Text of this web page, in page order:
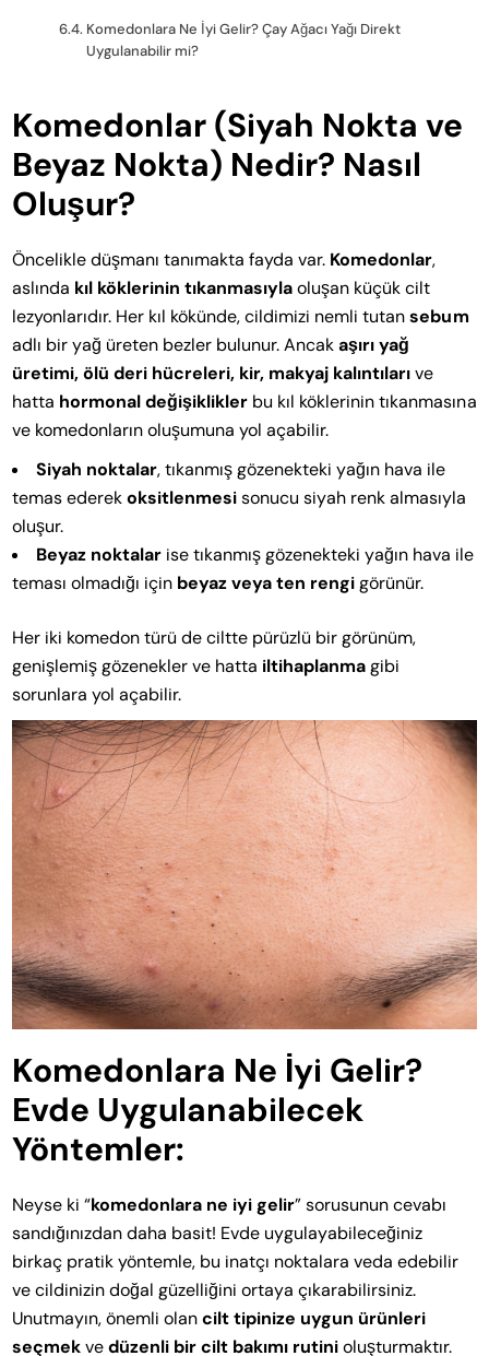
Komedonlara Ne İyi Gelir? Çay Ağacı Yağı Direkt
Uygulanabilir mi?
Komedonlar (Siyah Nokta ve
Beyaz Nokta) Nedir? Nasıl
Oluşur?
Öncelikle düşmanı tanımakta fayda var. Komedonlar,
aslında kıl köklerinin tıkanmasıylaoluşan küçük cilt
lezyonlarıdır. Her kıl kökünde, cildimizi nemli tutansebum
adlı bir yağ üreten bezler bulunur. Ancakaşırı yağ
üretimi, ölü deri hücreleri, kir, makyaj kalıntılarıve
hatta hormonal değişiklikler bu kıl köklerinin tıkanmasına
ve komedonların oluşumuna yol açabilir.
Siyah noktalar, tıkanmış gözenekteki yağın hava ile
temas ederekoksitlenmesisonucu siyah renk almasıyla
oluşur.
Beyaz noktalar ise tıkanmış gözenekteki yağın hava ile
teması olmadığı için beyaz veya ten rengigörünür.
Her iki komedon türü de ciltte pürüzlü bir görünüm,
genişlemiş gözenekler ve hatta iltihaplanmagibi
sorunlara yol açabilir.
Komedonlara Ne İyi Gelir?
Evde Uygulanabilecek
Yöntemler:
Neyse ki “komedonlara ne iyi gelir” sorusunun cevabı
sandığınızdan daha basit! Evde uygulayabileceğiniz
birkaç pratik yöntemle, bu inatçı noktalara veda edebilir
ve cildinizin doğal güzelliğini ortaya çıkarabilirsiniz.
Unutmayın, önemli olancilt tipinize uygun ürünleri
seçmekvedüzenli bir cilt bakımı rutinioluşturmaktır.